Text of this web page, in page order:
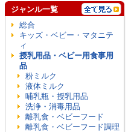
ジャンル一覧
総合
キッズ・ベビー・マタニテ
ィ
授乳用品・ベビー用食事用
品
粉ミルク
液体ミルク
哺乳瓶・授乳用品
洗浄・消毒用品
離乳食・ベビーフード
離乳食・ベビーフード調理